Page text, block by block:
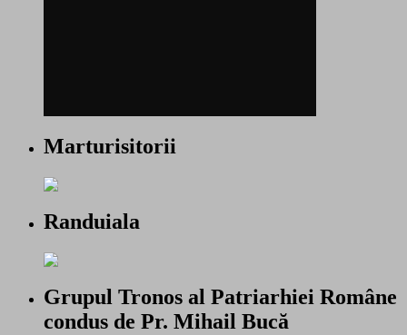
Marturisitorii
Randuiala
Grupul Tronos al Patriarhiei Române
condus de Pr. Mihail Bucă